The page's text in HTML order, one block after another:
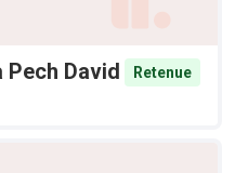
David
Retenue